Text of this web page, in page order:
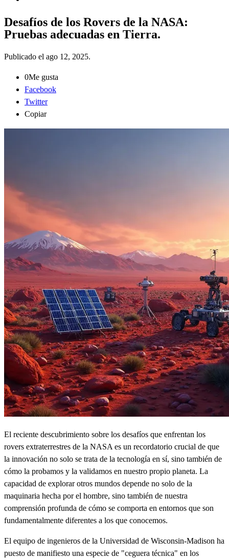
Desafíos de los Rovers de la NASA:
Pruebas adecuadas en Tierra.
Publicado el ago 12, 2025.
0Me gusta
Facebook
Twitter
Copiar
El reciente descubrimiento sobre los desafíos que enfrentan los
rovers extraterrestres de la NASA es un recordatorio crucial de que
la innovación no solo se trata de la tecnología en sí, sino también de
cómo la probamos y la validamos en nuestro propio planeta. La
capacidad de explorar otros mundos depende no solo de la
maquinaria hecha por el hombre, sino también de nuestra
comprensión profunda de cómo se comporta en entornos que son
fundamentalmente diferentes a los que conocemos.
El equipo de ingenieros de la Universidad de Wisconsin-Madison ha
puesto de manifiesto una especie de "ceguera técnica" en los